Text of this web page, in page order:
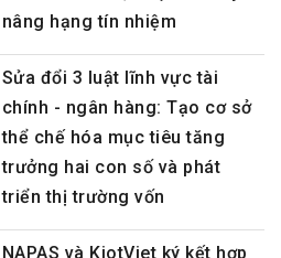
nâng hạng tín nhiệm
Sửa đổi 3 luật lĩnh vực tài
chính - ngân hàng: Tạo cơ sở
thể chế hóa mục tiêu tăng
trưởng hai con số và phát
triển thị trường vốn
NAPAS và KiotViet ký kết hợp